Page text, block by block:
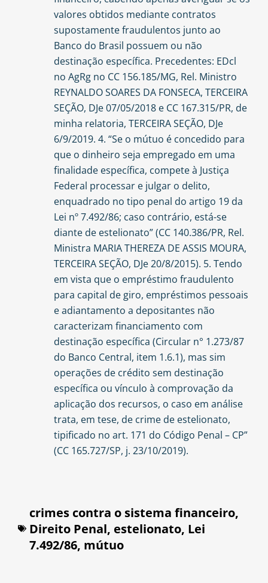
valores obtidos mediante contratos
supostamente fraudulentos junto ao
Banco do Brasil possuem ou não
destinação específica. Precedentes: EDcl
no AgRg no CC 156.185/MG, Rel. Ministro
REYNALDO SOARES DA FONSECA, TERCEIRA
SEÇÃO, DJe 07/05/2018 e CC 167.315/PR, de
minha relatoria, TERCEIRA SEÇÃO, DJe
6/9/2019. 4. “Se o mútuo é concedido para
que o dinheiro seja empregado em uma
finalidade específica, compete à Justiça
Federal processar e julgar o delito,
enquadrado no tipo penal do artigo 19 da
Lei nº 7.492/86; caso contrário, está-se
diante de estelionato” (CC 140.386/PR, Rel.
Ministra MARIA THEREZA DE ASSIS MOURA,
TERCEIRA SEÇÃO, DJe 20/8/2015). 5. Tendo
em vista que o empréstimo fraudulento
para capital de giro, empréstimos pessoais
e adiantamento a depositantes não
caracterizam financiamento com
destinação específica (Circular n° 1.273/87
do Banco Central, item 1.6.1), mas sim
operações de crédito sem destinação
específica ou vínculo à comprovação da
aplicação dos recursos, o caso em análise
trata, em tese, de crime de estelionato,
tipificado no art. 171 do Código Penal – CP”
(CC 165.727/SP, j. 23/10/2019).
crimes contra o sistema financeiro,
Direito Penal, estelionato, Lei
7.492/86, mútuo